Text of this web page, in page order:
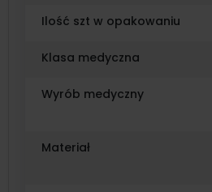
Ilość szt w opakowaniu
Klasa medyczna
Wyrób medyczny
Materiał